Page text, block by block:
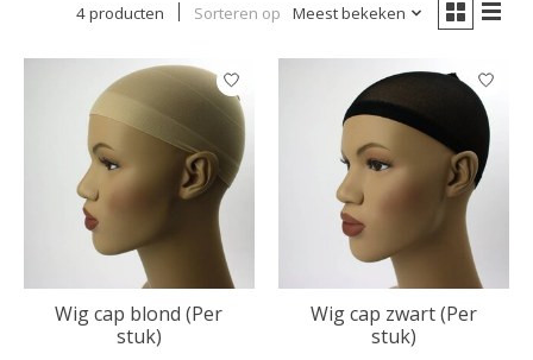
4 producten Sorteren op Meest bekeken
Wig cap blond (Per
stuk)
Wig cap zwart (Per
stuk)